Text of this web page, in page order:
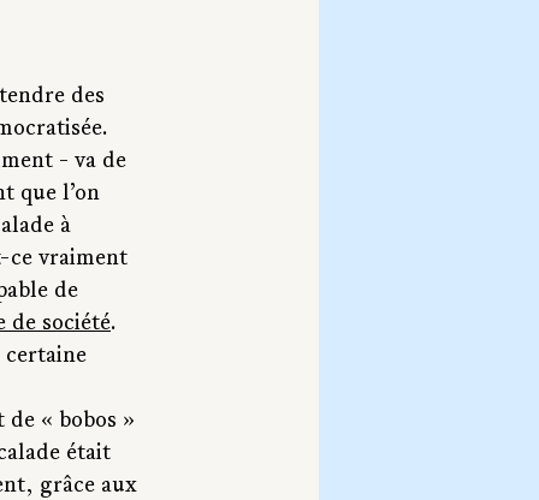
des
- va de
que l’on
à
ce vraiment
de
de société.
certaine
« bobos »
était
grâce aux